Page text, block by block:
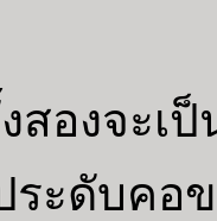
สองจะเ
ะดับคอข